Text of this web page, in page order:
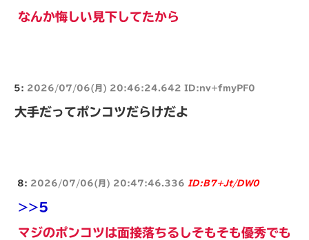
なんか悔しい見下してたから
5: 2026/07/06(月) 20:46:24.642 ID:nv+fmyPF0
大手だってポンコツだらけだよ
8: 2026/07/06(月) 20:47:46.336 ID:B7+Jt/DW0
>>5
マジのポンコツは面接落ちるしそもそも優秀でも